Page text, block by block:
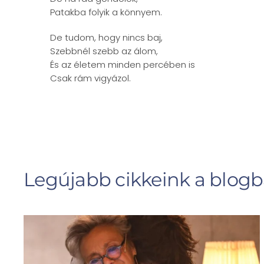
Patakba folyik a könnyem.
De tudom, hogy nincs baj,
Szebbnél szebb az álom,
És az életem minden percében is
Csak rám vigyázol.
Legújabb cikkeink a